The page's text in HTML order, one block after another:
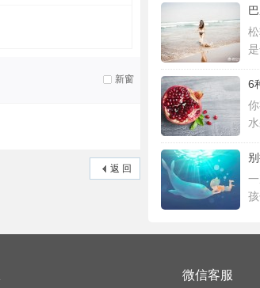
新窗
返 回
微信客服